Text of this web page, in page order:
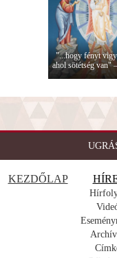
"...hogy fényt
ahol sötétség van"
KEZDŐLAP